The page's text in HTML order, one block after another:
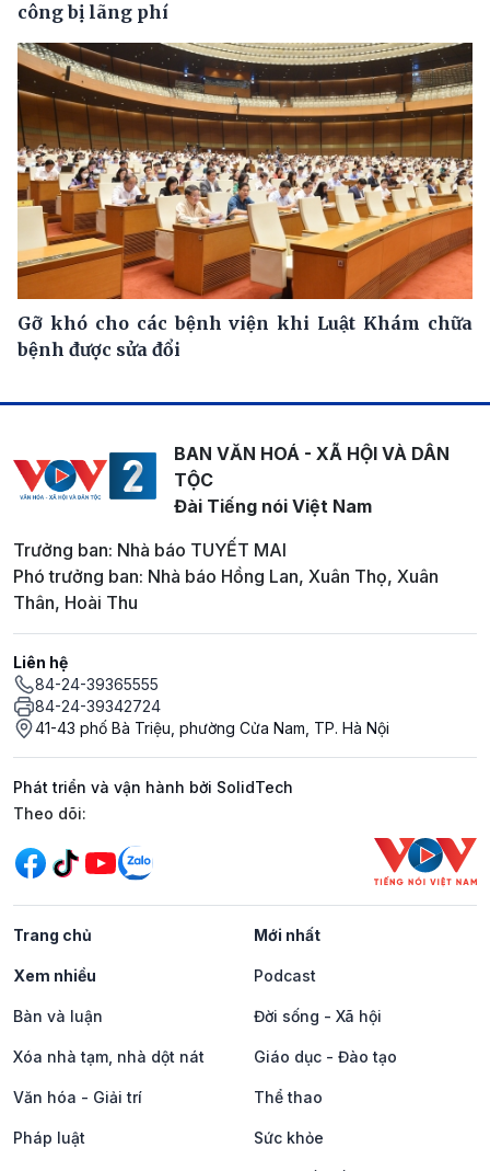
công bị lãng phí
Gỡ khó cho các bệnh viện khi Luật Khám chữa
bệnh được sửa đổi
BAN VĂN HOÁ - XÃ HỘI VÀ DÂN
TỘC
Đài Tiếng nói Việt Nam
Trưởng ban: Nhà báo TUYẾT MAI
Phó trưởng ban: Nhà báo Hồng Lan, Xuân Thọ, Xuân
Thân, Hoài Thu
Liên hệ
84-24-39365555
84-24-39342724
41-43 phố Bà Triệu, phường Cửa Nam, TP. Hà Nội
Phát triển và vận hành bởi SolidTech
Mạng xã hội
Theo dõi:
Trang chủ Mới nhất
Xem nhiều Podcast
Bàn và luận Đời sống - Xã hội
Xóa nhà tạm, nhà dột nát Giáo dục - Đào tạo
Văn hóa - Giải trí Thể thao
Pháp luật Sức khỏe